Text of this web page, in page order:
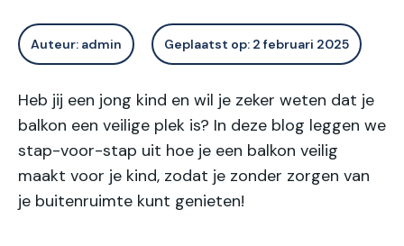
Auteur: admin Geplaatst op: 2 februari 2025
Heb jij een jong kind en wil je zeker weten dat je
balkon een veilige plek is? In deze blog leggen we
stap-voor-stap uit hoe je een balkon veilig
maakt voor je kind, zodat je zonder zorgen van
je buitenruimte kunt genieten!